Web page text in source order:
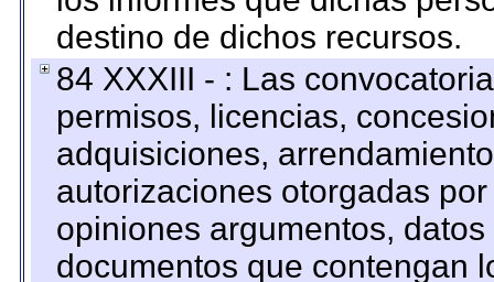
destino de dichos recursos.
84 XXXIII - : Las
permisos, licencias,
adquisiciones,
autorizaciones otorgadas
opiniones argumentos,
documentos que contengan